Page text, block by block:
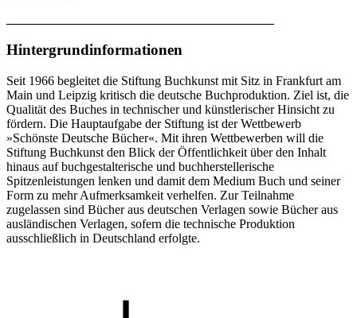
Hintergrundinformationen
Seit 1966 begleitet die Stiftung Buchkunst mit Sitz in Frankfurt am
Main und Leipzig kritisch die deutsche Buchproduktion. Ziel ist, die
Qualität des Buches in technischer und künstlerischer Hinsicht zu
fördern. Die Hauptaufgabe der Stiftung ist der Wettbewerb
»Schönste Deutsche Bücher«. Mit ihren Wettbewerben will die
Stiftung Buchkunst den Blick der Öffentlichkeit über den Inhalt
hinaus auf buchgestalterische und buchherstellerische
Spitzenleistungen lenken und damit dem Medium Buch und seiner
Form zu mehr Aufmerksamkeit verhelfen. Zur Teilnahme
zugelassen sind Bücher aus deutschen Verlagen sowie Bücher aus
ausländischen Verlagen, sofern die technische Produktion
ausschließlich in Deutschland erfolgte.